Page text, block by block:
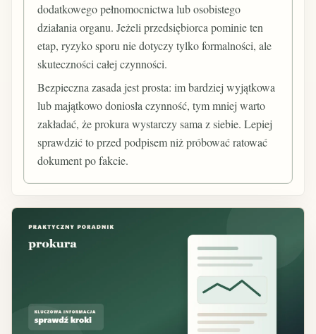
dodatkowego pełnomocnictwa lub osobistego
działania organu. Jeżeli przedsiębiorca pominie ten
etap, ryzyko sporu nie dotyczy tylko formalności, ale
skuteczności całej czynności.
Bezpieczna zasada jest prosta: im bardziej wyjątkowa
lub majątkowo doniosła czynność, tym mniej warto
zakładać, że prokura wystarczy sama z siebie. Lepiej
sprawdzić to przed podpisem niż próbować ratować
dokument po fakcie.